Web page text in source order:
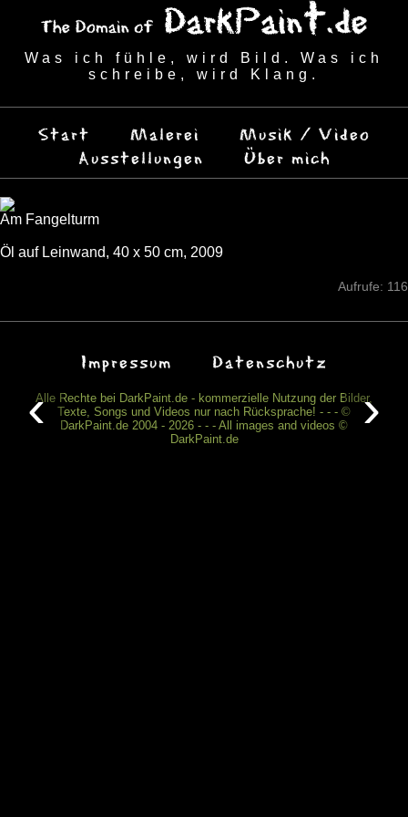
Was ich fühle, wird Bild. Was ich
schreibe, wird Klang.
Start Malerei
Musik / Video
Ausstellungen
Über mich
‹ ›
Am Fangelturm
Öl auf Leinwand, 40 x 50 cm, 2009
Aufrufe: 116
Impressum Datenschutz
Alle Rechte bei DarkPaint.de - kommerzielle Nutzung der Bilder,
Texte, Songs und Videos nur nach Rücksprache! - - - ©
DarkPaint.de 2004 - 2026 - - - All images and videos ©
DarkPaint.de